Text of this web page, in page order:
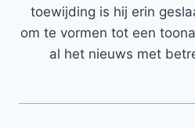
toewijding is hij erin
om te vormen tot een
al het nieuws met